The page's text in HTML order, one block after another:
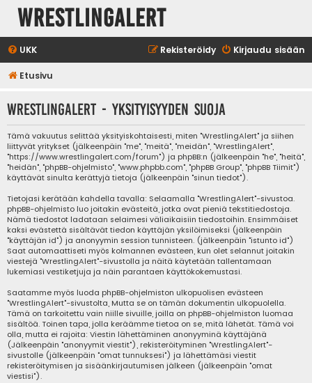
WrestlingAlert
UKK Kirjaudu sisään
Rekisteröidy
Etusivu
WrestlingAlert - Yksityisyyden suoja
Tämä vakuutus selittää yksityiskohtaisesti, miten "WrestlingAlert" ja siihen
liittyvät yritykset (jälkeenpäin "me", "meitä", "meidän", "WrestlingAlert",
"https://www.wrestlingalert.com/forum") ja phpBB:n (jälkeenpäin "he", "heitä",
"heidän", "phpBB-ohjelmisto", "www.phpbb.com", "phpBB Group", "phpBB Tiimit")
käyttävät sinulta kerättyjä tietoja (jälkeenpäin "sinun tiedot").
Tietojasi kerätään kahdella tavalla: Selaamalla "WrestlingAlert"-sivustoa.
phpBB-ohjelmisto luo joitakin evästeitä, jotka ovat pieniä tekstitiedostoja.
Nämä tiedostot ladataan selaimesi väliaikaisiin tiedostoihin. Ensimmäiset
kaksi evästettä sisältävät tiedon käyttäjän yksilöimiseksi (jälkeenpäin
"käyttäjän id") ja anonyymin session tunnisteen. (jälkeenpäin "istunto id")
Saat automaattiseti myös kolmannen evästeen, kun olet selannut joitakin
viestejä "WrestlingAlert"-sivustolla ja näitä käytetään tallentamaan
lukemiasi vestiketjuja ja näin parantaen käyttökokemustasi.
Saatamme myös luoda phpBB-ohjelmiston ulkopuolisen evästeen
"WrestlingAlert"-sivustolta, Mutta se on tämän dokumentin ulkopuolella.
Tämä on tarkoitettu vain niille sivuille, joilla on phpBB-ohjelmiston luomaa
sisältöä. Toinen tapa, jolla keräämme tietoa on se, mitä lähetät. Tämä voi
olla, mutta ei rajoita: Viestin lähettäminen anonyyminä käyttäjänä
(Jälkeenpäin "anonyymit viestit"), rekisteröityminen "WrestlingAlert"-
sivustolle (jälkeenpäin "omat tunnuksesi") ja lähettämäsi viestit
rekisteröitymisen ja sisäänkirjautumisen jälkeen (jälkeenpäin "omat
viestisi").